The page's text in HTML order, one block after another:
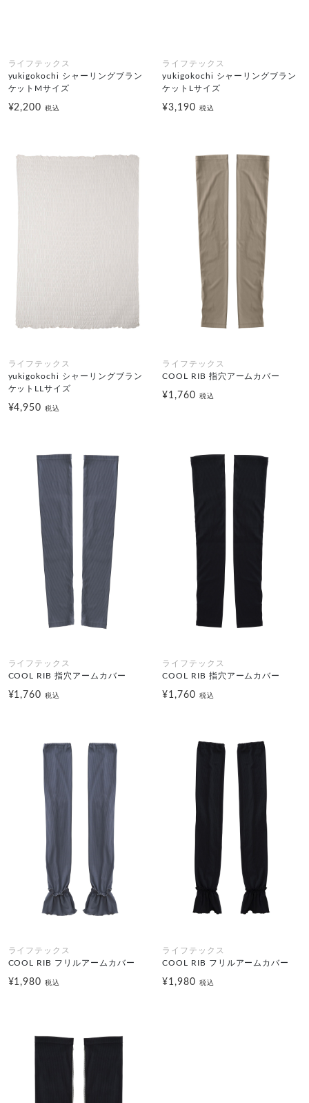
ライフテックス
yukigokochi シャーリングブラン
ケットMサイズ
¥2,200税込
ライフテックス
yukigokochi シャーリングブラン
ケットLサイズ
¥3,190 税込
ライフテックス
yukigokochi シャーリングブラン
ケットLLサイズ
¥4,950税込
ライフテックス
COOL RIB 指穴アームカバー
¥1,760 税込
ライフテックス
COOL RIB 指穴アームカバー
¥1,760税込
ライフテックス
COOL RIB 指穴アームカバー
¥1,760 税込
ライフテックス
COOL RIB フリルアームカバー
¥1,980税込
ライフテックス
COOL RIB フリルアームカバー
¥1,980 税込